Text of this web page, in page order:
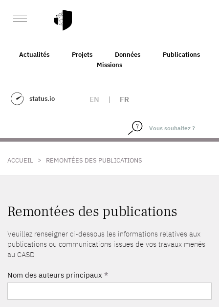
Actualités Projets Données
Publications
Missions
status.io EN | FR
ACCUEIL > REMONTÉES DES PUBLICATIONS
Remontées des publications
Veuillez renseigner ci-dessous les informations relatives aux
publications ou communications issues de vos travaux menés
au CASD
Nom des auteurs principaux *